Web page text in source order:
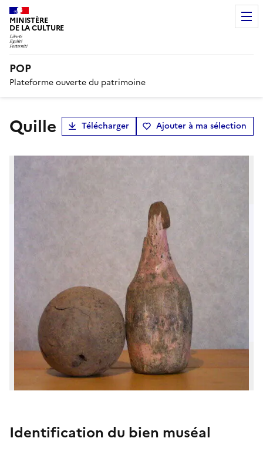
MINISTÈRE
DE LA CULTURE
POP
Plateforme ouverte du patrimoine
quille Télécharger Ajouter à ma sélection
Identification du bien muséal